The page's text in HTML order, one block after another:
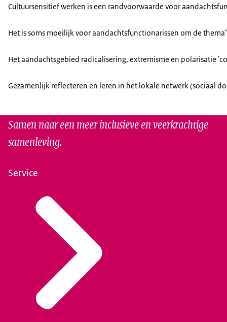
Cultuursensitief werken is een randvoorwaarde voor
Het is soms moeilijk voor aandachtsfunctionarissen om de
Het aandachtsgebied radicalisering, extremisme en polarisatie
Gezamenlijk reflecteren en leren in het lokale netwerk (sociaal
Samen naar een meer inclusieve en veerkrachtige
samenleving.
Service